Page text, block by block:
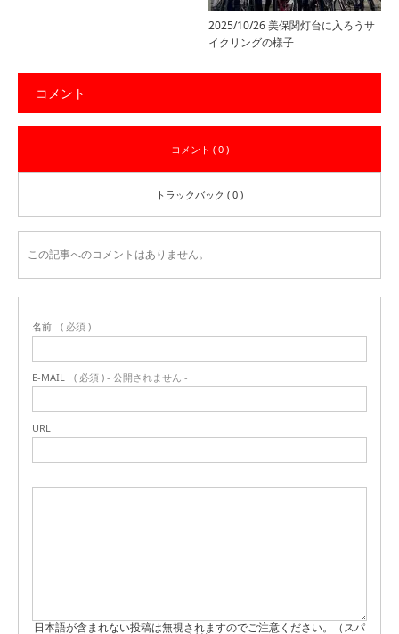
2025/10/26 美保関灯台に入ろうサ
イクリングの様子
コメント
コメント ( 0 )
トラックバック ( 0 )
この記事へのコメントはありません。
名前 ( 必須 )
E-MAIL ( 必須 ) - 公開されません -
URL
日本語が含まれない投稿は無視されますのでご注意ください。（スパ